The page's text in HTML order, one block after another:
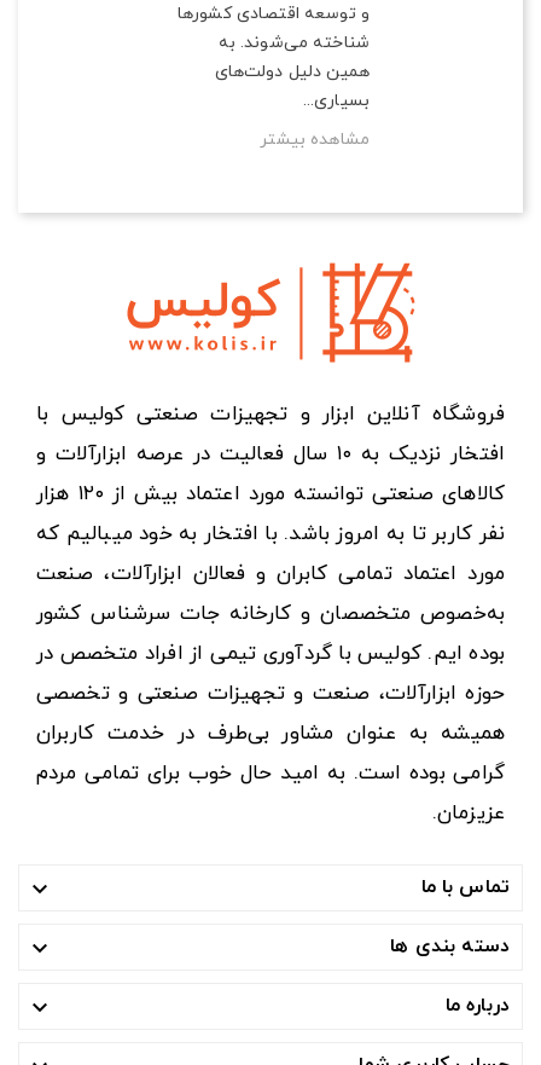
و توسعه اقتصادی کشورها
شناخته می‌شوند. به
همین دلیل دولت‌های
بسیاری...
مشاهده بیشتر
فروشگاه آنلاین ابزار و تجهیزات صنعتی کولیس با
افتخار نزدیک به ۱۰ سال فعالیت در عرصه ابزارآلات و
کالاهای صنعتی توانسته مورد اعتماد بیش از ۱۲۰ هزار
نفر کاربر تا به امروز باشد. با افتخار به خود میبالیم که
مورد اعتماد تمامی کابران و فعالان ابزارآلات، صنعت
به‌خصوص متخصصان و کارخانه جات سرشناس کشور
بوده ایم. کولیس با گردآوری تیمی از افراد متخصص در
حوزه ابزارآلات، صنعت و تجهیزات صنعتی و تخصصی
همیشه به عنوان مشاور بی‌طرف در خدمت کاربران
گرامی بوده است. به امید حال خوب برای تمامی مردم
عزیزمان.
تماس با ما 
دسته بندی ها 
درباره ما 